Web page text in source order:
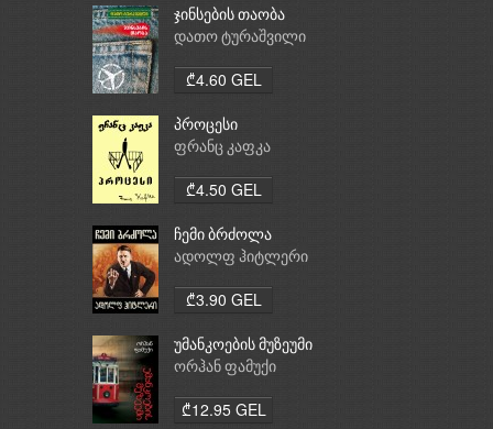
ჯინსების თაობა
დათო ტურაშვილი
₾4.60 GEL
პროცესი
ფრანც კაფკა
₾4.50 GEL
ჩემი ბრძოლა
ადოლფ ჰიტლერი
₾3.90 GEL
უმანკოების მუზეუმი
ორჰან ფამუქი
₾12.95 GEL